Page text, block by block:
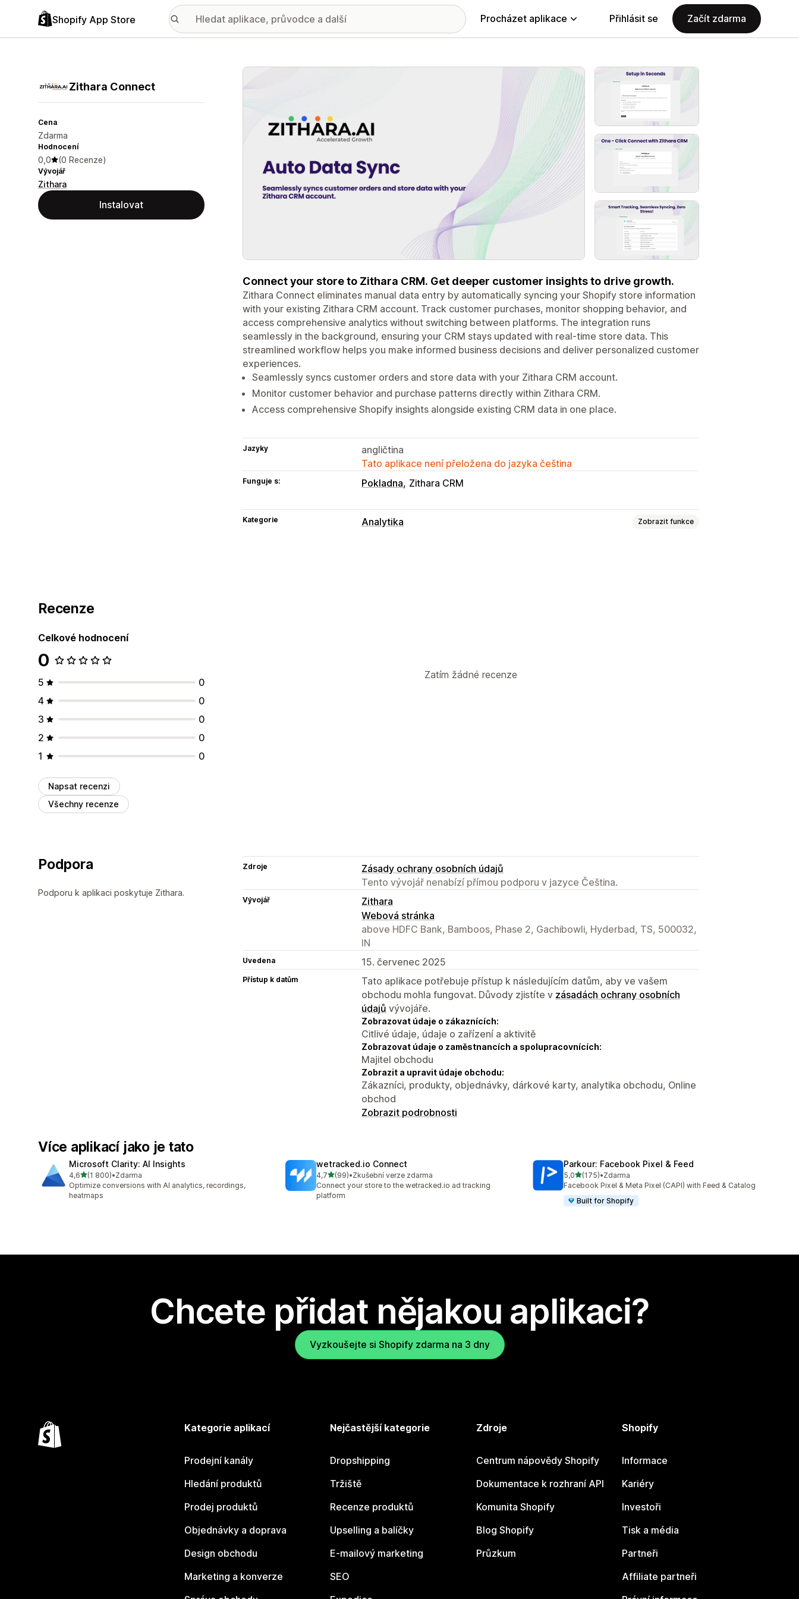
Shopify App Store Procházet aplikace Přihlásit se Začít zdarma
Zithara Connect
Cena
Zdarma
Hodnocení
0,0 (0 Recenze)
Vývojář
Zithara
Instalovat
Galerie propagovaných obrázků
Connect your store to Zithara CRM. Get deeper customer insights to drive growth.
Zithara Connect eliminates manual data entry by automatically syncing your Shopify store information
with your existing Zithara CRM account. Track customer purchases, monitor shopping behavior, and
access comprehensive analytics without switching between platforms. The integration runs
seamlessly in the background, ensuring your CRM stays updated with real-time store data. This
streamlined workflow helps you make informed business decisions and deliver personalized customer
experiences.
Seamlessly syncs customer orders and store data with your Zithara CRM account.
Monitor customer behavior and purchase patterns directly within Zithara CRM.
Access comprehensive Shopify insights alongside existing CRM data in one place.
Jazyky
angličtina
Tato aplikace není přeložena do jazyka čeština
Funguje s: Pokladna Zithara CRM
Kategorie Analytika Zobrazit funkce
Recenze
Celkové hodnocení
0
5
0
4
0
3
0
2
0
1
0
Napsat recenzi
Všechny recenze
Zatím žádné recenze
Podpora
Podporu k aplikaci poskytuje Zithara.
Zdroje
Zásady ochrany osobních údajů
Tento vývojář nenabízí přímou podporu v jazyce Čeština.
Vývojář
Zithara
Webová stránka
above HDFC Bank, Bamboos, Phase 2, Gachibowli, Hyderbad, TS, 500032,
IN
Uvedena 15. červenec 2025
Přístup k datům
Tato aplikace potřebuje přístup k následujícím datům, aby ve vašem
obchodu mohla fungovat. Důvody zjistíte v zásadách ochrany osobních
údajů vývojáře.
Zobrazovat údaje o zákaznících:
Citlivé údaje, údaje o zařízení a aktivitě
Zobrazovat údaje o zaměstnancích a spolupracovnících:
Majitel obchodu
Zobrazit a upravit údaje obchodu:
Zákazníci, produkty, objednávky, dárkové karty, analytika obchodu, Online
obchod
Zobrazit podrobnosti
Více aplikací jako je tato
Microsoft Clarity: AI Insights
4,6z 5 hvězd
(1 800)
Celkový počet recenzí: 1800
•Zdarma
Optimize conversions with AI analytics, recordings,
heatmaps
wetracked.io Connect
4,7z 5 hvězd
(99)
Celkový počet recenzí: 99
•Zkušební verze zdarma
Connect your store to the wetracked.io ad tracking
platform
Parkour: Facebook Pixel & Feed
5,0z 5 hvězd
(175)
Celkový počet recenzí: 175
•Zdarma
Facebook Pixel & Meta Pixel (CAPI) with Feed & Catalog
Built for Shopify
Chcete přidat nějakou aplikaci?
Vyzkoušejte si Shopify zdarma na 3 dny
Kategorie aplikací
Prodejní kanály
Hledání produktů
Prodej produktů
Objednávky a doprava
Design obchodu
Marketing a konverze
Nejčastější kategorie
Dropshipping
Tržiště
Recenze produktů
Upselling a balíčky
E-mailový marketing
SEO
Zdroje
Centrum nápovědy Shopify
Dokumentace k rozhraní API
Komunita Shopify
Blog Shopify
Průzkum
Shopify
Informace
Kariéry
Investoři
Tisk a média
Partneři
Affiliate partneři